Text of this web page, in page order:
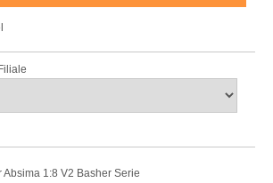
Absima 1:8 V2 Basher Serie